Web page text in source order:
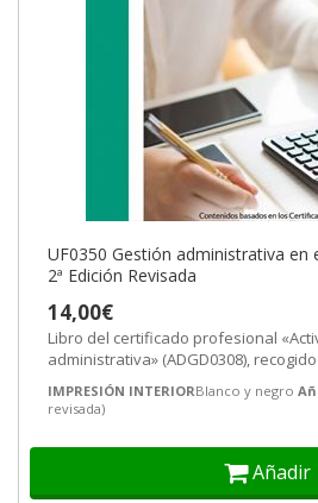
UF0350 Gestión administrativa en
2ª Edición Revisada
14,00€
Libro del certificado profesional
administrativa» (ADGD0308),
IMPRESIÓN INTERIORBlanco y negro
revisada)
Añadir